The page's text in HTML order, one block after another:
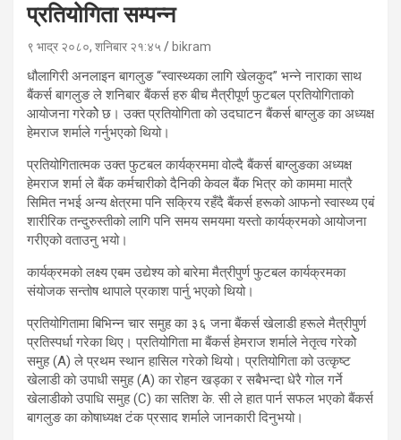
प्रतियोगिता सम्पन्न
९ भाद्र २०८०, शनिबार २१:४५ bikram
धौलागिरी अनलाइन बागलुङ “स्वास्थ्यका लागि खेलकुद” भन्ने नाराका साथ
बैंकर्स बागलुङ ले शनिबार बैंकर्स हरु बीच मैत्रीपूर्ण फुटबल प्रतियोगिताको
आयोजना गरेकोे छ। उक्त प्रतियोगिता काे उदघाटन बैंकर्स बाग्लुङ का अध्यक्ष
हेमराज शर्माले गर्नुभएको थियो।
प्रतियोगितात्मक उक्त फुटबल कार्यक्रममा वोल्दै बैंकर्स बाग्लुङका अध्यक्ष
हेमराज शर्मा ले बैंक कर्मचारीको दैनिकी केवल बैंक भित्र को काममा मात्रै
सिमित नभई अन्य क्षेत्रमा पनि सक्रिय रहँदै बैंकर्स हरूको आफनो स्वास्थ्य एबं
शारीरिक तन्दुरुस्तीको लागि पनि समय समयमा यस्ताे कार्यक्रमको आयोजना
गरीएको वताउनु भयो।
कार्यक्रमको लक्ष्य एबम उद्येश्य को बारेमा मैत्रीपुर्ण फुटबल कार्यक्रमका
संयोजक सन्तोष थापाले प्रकाश पार्नु भएको थियो।
प्रतियोगितामा बिभिन्न चार समुह का ३६ जना बैंकर्स खेलाडी हरूले मैत्रीपुर्ण
प्रतिस्पर्धा गरेका थिए। प्रतियोगिता मा बैंकर्स हेमराज शर्माले नेतृत्व गरेकोे
समुह (A) ले प्रथम स्थान हासिल गरेको थियो। प्रतियोगिता को उत्कृष्ट
खेलाडी काे उपाधी समुह (A) का रोहन खड्का र सबैभन्दा धेरै गाेल गर्ने
खेलाडीको उपाधि समुह (C) का सतिश के. सी ले हात पार्न सफल भएको बैंकर्स
बागलुङ का कोषाध्यक्ष टंक प्रसाद शर्माले जानकारी दिनुभयो।